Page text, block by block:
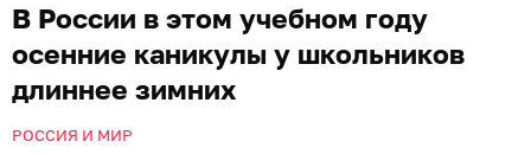
В России в этом учебном году
осенние каникулы у школьников
длиннее зимних
РОССИЯ И МИР